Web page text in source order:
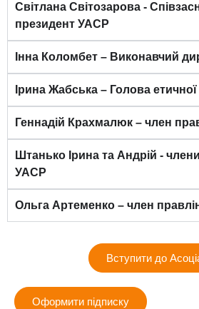
Світлана Світозарова -
президент УАСР
Інна Коломбет – Виконавчий
Ірина Жабська – Голова етичної
Геннадій Крахмалюк – член
Штанько Ірина та Андрій -
УАСР
Ольга Артеменко – член
Вступити до
Оформити підписку